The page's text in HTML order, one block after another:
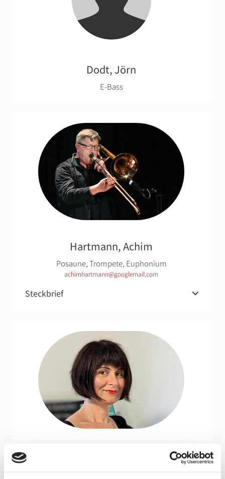
Dodt, Jörn
E-Bass
Hartmann, Achim
Posaune, Trompete, Euphonium
achimhartmann@googlemail.com
Steckbrief
Klavier, Violoncello